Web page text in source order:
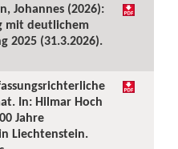
Johannes (2026):
mit deutlichem
2025 (31.3.2026).
In: Hilmar Hoch
Jahre
Liechtenstein.